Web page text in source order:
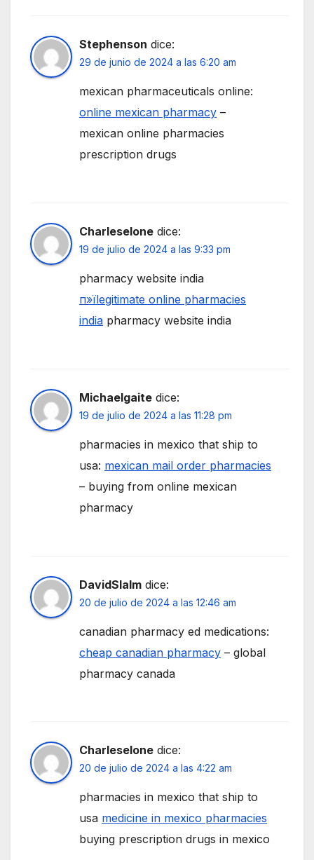
Stephenson dice:
29 de junio de 2024 a las 6:20 am
mexican pharmaceuticals online:
online mexican pharmacy –
mexican online pharmacies
prescription drugs
Charleselone dice:
19 de julio de 2024 a las 9:33 pm
pharmacy website india
п»їlegitimate online pharmacies
india pharmacy website india
Michaelgaite dice:
19 de julio de 2024 a las 11:28 pm
pharmacies in mexico that ship to
usa: mexican mail order pharmacies
– buying from online mexican
pharmacy
DavidSlalm dice:
20 de julio de 2024 a las 12:46 am
canadian pharmacy ed medications:
cheap canadian pharmacy – global
pharmacy canada
Charleselone dice:
20 de julio de 2024 a las 4:22 am
pharmacies in mexico that ship to
usa medicine in mexico pharmacies
buying prescription drugs in mexico